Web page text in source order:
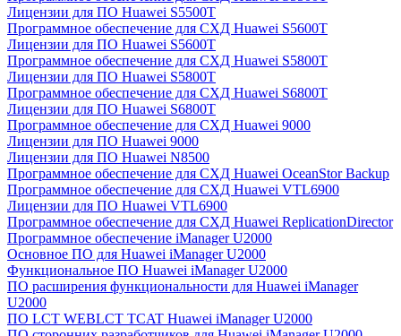
Лицензии для ПО Huawei S5500T
Программное обеспечение для СХД Huawei S5600T
Лицензии для ПО Huawei S5600T
Программное обеспечение для СХД Huawei S5800T
Лицензии для ПО Huawei S5800T
Программное обеспечение для СХД Huawei S6800T
Лицензии для ПО Huawei S6800T
Программное обеспечение для СХД Huawei 9000
Лицензии для ПО Huawei 9000
Лицензии для ПО Huawei N8500
Программное обеспечение для СХД Huawei OceanStor Backup
Программное обеспечение для СХД Huawei VTL6900
Лицензии для ПО Huawei VTL6900
Программное обеспечение для СХД Huawei ReplicationDirector
Программное обеспечение iManager U2000
Основное ПО для Huawei iManager U2000
Функциональное ПО Huawei iManager U2000
ПО расширения функциональности для Huawei iManager
U2000
ПО LCT WEBLCT TCAT Huawei iManager U2000